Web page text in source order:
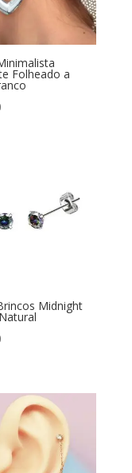
Folheado a
Midnight